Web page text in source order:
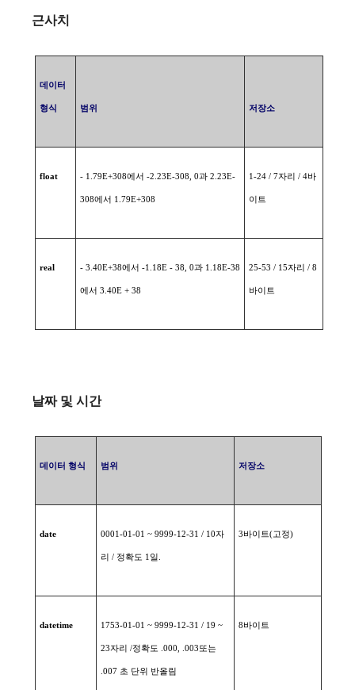
근사치
데이터
형식 범위 저장소
float - 1.79E+308에서 -2.23E-308, 0과 2.23E-
308에서 1.79E+308
1-24 / 7자리 / 4바
이트
real - 3.40E+38에서 -1.18E - 38, 0과 1.18E-38
에서 3.40E + 38
25-53 / 15자리 / 8
바이트
날짜 및 시간
데이터 형식 범위 저장소
date 0001-01-01 ~ 9999-12-31 / 10자
리 / 정확도 1 일
3바이트(고정)
datetime 1753-01-01 ~ 9999-12-31 / 19 ~
23자리 /정확도 .000, .003또는
.007 초 단위 반올림
8바이트